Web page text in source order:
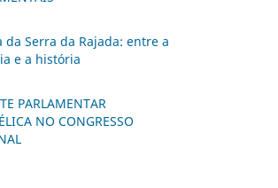
da Serra da Rajada: entre a
e a história
PARLAMENTAR
NO CONGRESSO